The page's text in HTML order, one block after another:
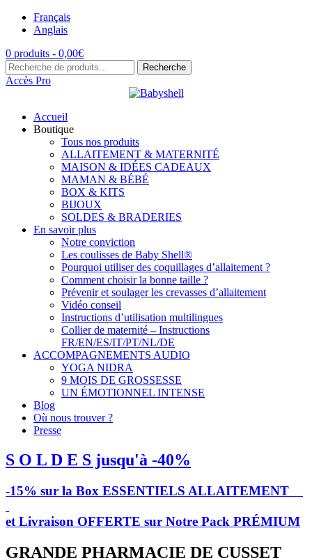
Français
Anglais
0 produits - 0,00€
Recherche
pour :
Recherche
Accès Pro
Accueil
Boutique
Tous nos produits
ALLAITEMENT & MATERNITÉ
MAISON & IDÉES CADEAUX
MAMAN & BÉBÉ
BOX & KITS
BIJOUX
SOLDES & BRADERIES
En savoir plus
Notre conviction
Les coulisses de Baby Shell®
Pourquoi utiliser des coquillages d’allaitement ?
Comment choisir la bonne taille ?
Prévenir et soulager les crevasses d’allaitement
Vidéo conseil
Instructions d’utilisation multilingues
Collier de maternité – Instructions
FR/EN/ES/IT/PT/NL/DE
ACCOMPAGNEMENTS AUDIO
YOGA NIDRA
9 MOIS DE GROSSESSE
UN ÉMOTIONNEL INTENSE
Blog
Où nous trouver ?
Presse
S O L D E S jusqu'à -40%
-15% sur la Box ESSENTIELS ALLAITEMENT
et Livraison OFFERTE sur Notre Pack PRÉMIUM
GRANDE PHARMACIE DE CUSSET